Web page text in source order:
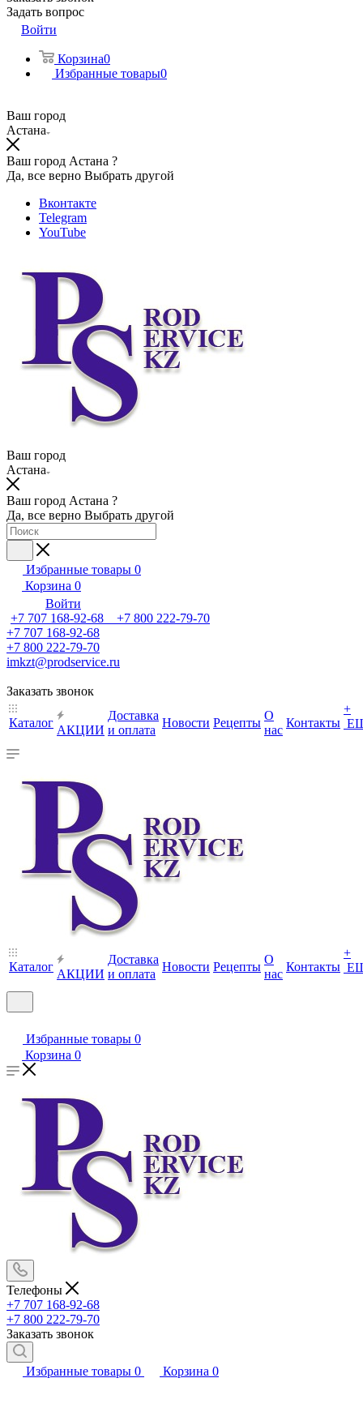
Задать вопрос
Войти
Корзина0
Избранные товары0
Ваш город
Астана
Ваш город Астана ?
Да, все верно Выбрать другой
Вконтакте
Telegram
YouTube
Ваш город
Астана
Ваш город Астана ?
Да, все верно Выбрать другой
Избранные товары 0
Корзина 0
Войти
+7 707 168-92-68 +7 800 222-79-70
+7 707 168-92-68
+7 800 222-79-70
imkzt@prodservice.ru
Заказать звонок
Каталог
АКЦИИ
Доставка
и оплата
Новости Рецепты
О
нас
Контакты
+
Каталог
АКЦИИ
Доставка
и оплата
Новости Рецепты
О
нас
Контакты
+
Избранные товары 0
Корзина 0
Телефоны
+7 707 168-92-68
+7 800 222-79-70
Заказать звонок
Избранные товары 0 Корзина 0